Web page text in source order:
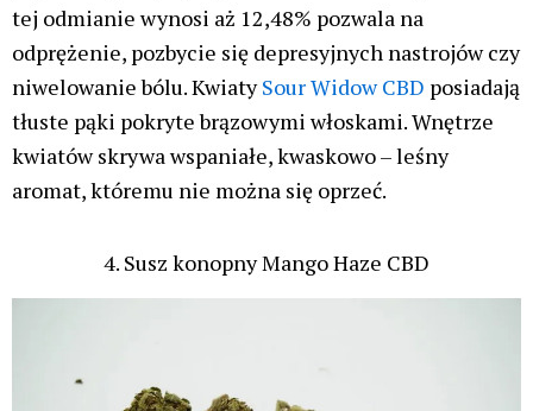
tej odmianie wynosi aż 12,48% pozwala na
odprężenie, pozbycie się depresyjnych nastrojów czy
niwelowanie bólu. KwiatySour Widow CBD posiadają
tłuste pąki pokryte brązowymi włoskami. Wnętrze
kwiatów skrywa wspaniałe, kwaskowo – leśny
aromat, któremu nie można się oprzeć.
4. Susz konopny Mango Haze CBD